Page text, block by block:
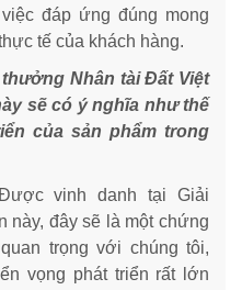
đáp ứng đúng mong
tế của khách hàng.
Nhân tài Đất Việt
sẽ có ý nghĩa như thế
của sản phẩm trong
vinh danh tại Giải
này, đây sẽ là một chứng
trọng với chúng tôi,
vọng phát triển rất lớn